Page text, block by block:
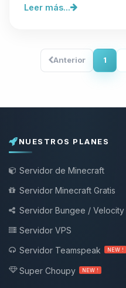
Leer más...
Anterior 1
NUESTROS PLANES
Servidor de Minecraft
Servidor Minecraft Gratis
Servidor Bungee / Velocity
Servidor VPS
Servidor Teamspeak
NEW !
Super Choupy NEW !